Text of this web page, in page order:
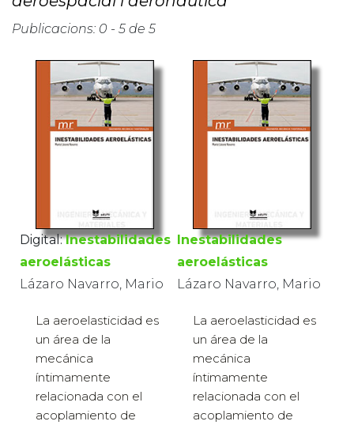
Publicacions: 0 - 5 de 5
Digital: Inestabilidades
aeroelásticas
Lázaro Navarro, Mario
La aeroelasticidad es
un área de la
mecánica
íntimamente
relacionada con el
acoplamiento de
Inestabilidades
aeroelásticas
Lázaro Navarro, Mario
La aeroelasticidad es
un área de la
mecánica
íntimamente
relacionada con el
acoplamiento de